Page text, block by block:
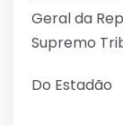
Geral da
Supremo
Do Estadão